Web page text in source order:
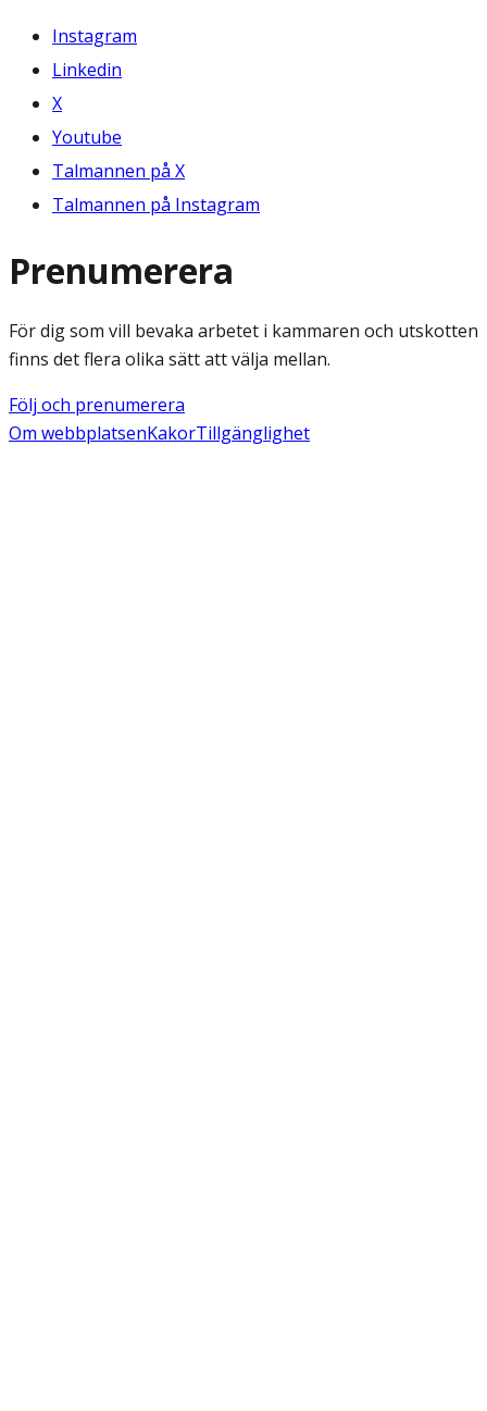
Instagram
Linkedin
X
Youtube
Talmannen på X
Talmannen på Instagram
Prenumerera
För dig som vill bevaka arbetet i kammaren och utskotten
finns det flera olika sätt att välja mellan.
Följ och prenumerera
Om webbplatsenKakorTillgänglighet